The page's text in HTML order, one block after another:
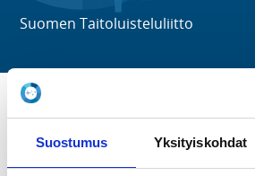
Suostumus Yksityiskohdat
Suomen Taitoluisteluliitto
TIME
Tu 14.7.2026 at 00:00 -We 16.9.2026